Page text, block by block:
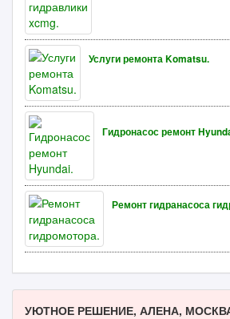
Услуги ремонта Komatsu.
Гидронасос ремонт
Ремонт гидранасоса
УЮТНОЕ РЕШЕНИЕ, АЛЕНА, МОСКВА